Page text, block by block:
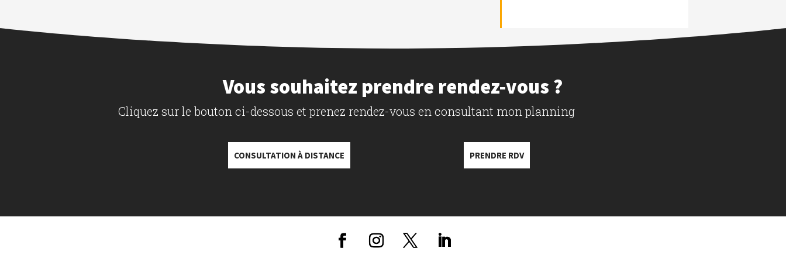
Vous souhaitez prendre rendez-vous ?
Cliquez sur le bouton ci-dessous et prenez rendez-vous en consultant mon planning
CONSULTATION À DISTANCE PRENDRE RDV